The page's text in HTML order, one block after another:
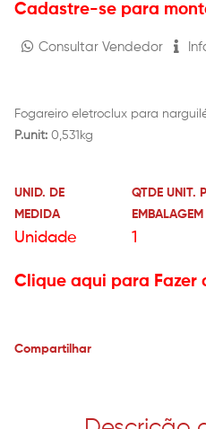
Cadastre-se para
Consultar Vendedor
Fogareiro eletroclux para
P.unit: 0,531kg
UNID. DE
MEDIDA
Unidade
QTDE UNIT.
EMBALAGEM
1
Clique aqui para Fazer
Compartilhar